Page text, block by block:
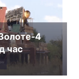
4
час